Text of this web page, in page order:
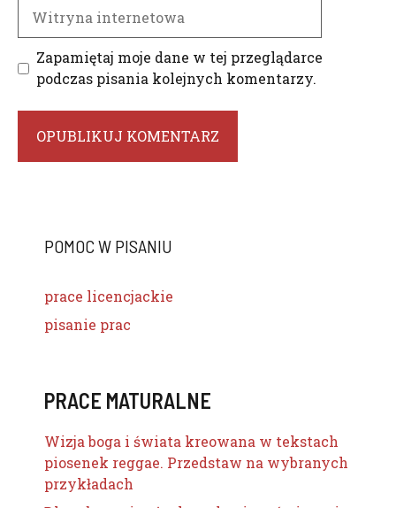
internetowa
Zapamiętaj moje dane w tej przeglądarce
podczas pisania kolejnych komentarzy.
POMOC W PISANIU
prace licencjackie
pisanie prac
PRACE MATURALNE
Wizja boga i świata kreowana w tekstach
piosenek reggae. Przedstaw na wybranych
przykładach